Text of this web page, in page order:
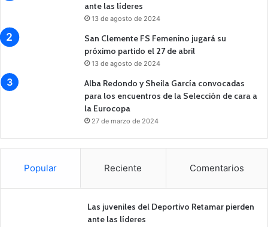
ante las líderes
13 de agosto de 2024
San Clemente FS Femenino jugará su
próximo partido el 27 de abril
13 de agosto de 2024
Alba Redondo y Sheila García convocadas
para los encuentros de la Selección de cara a
la Eurocopa
27 de marzo de 2024
Popular Reciente Comentarios
Las juveniles del Deportivo Retamar pierden
ante las líderes